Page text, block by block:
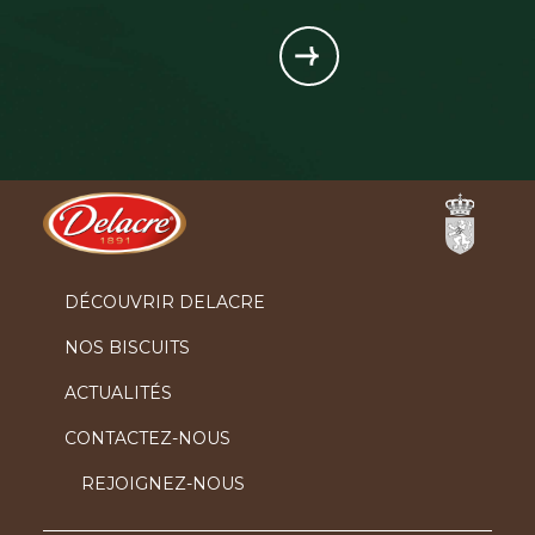
DÉCOUVRIR DELACRE
NOS BISCUITS
ACTUALITÉS
CONTACTEZ-NOUS
REJOIGNEZ-NOUS